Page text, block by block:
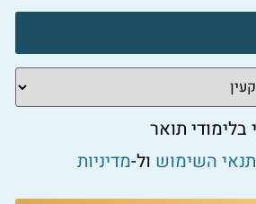
תואר
תנאי השימוש ול-מדיניות